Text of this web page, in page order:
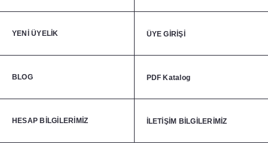
YENİ ÜYELİK ÜYE GİRİŞİ
BLOG PDF Katalog
HESAP BİLGİLERİMİZ İLETİŞİM BİLGİLERİMİZ